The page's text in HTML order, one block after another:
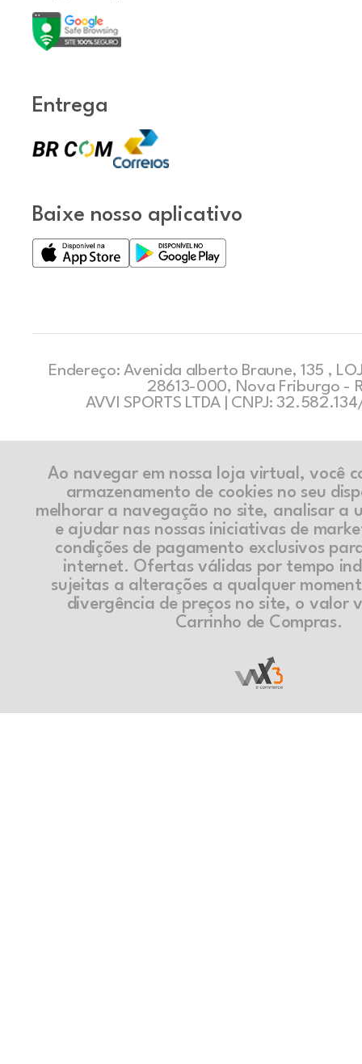
Entrega
Baixe nosso aplicativo
Endereço: Avenida alberto Braune, 135 ,
28613-000, Nova Friburgo -
AVVI SPORTS LTDA | CNPJ:
Ao navegar em nossa loja virtual, você
armazenamento de cookies no seu
melhorar a navegação no site, analisar a
e ajudar nas nossas iniciativas de
condições de pagamento exclusivos
internet. Ofertas válidas por tempo
sujeitas a alterações a qualquer
divergência de preços no site, o valor
Carrinho de Compras.